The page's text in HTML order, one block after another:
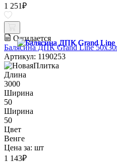
1 251₽
Ожидается
Балясина ДПК Grand Line
Артикул: 1190253
Длина
3000
Ширина
50
Ширина
50
Цвет
Венге
Цена за: шт
1 143₽